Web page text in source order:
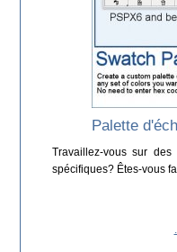
Palette
Travaillez-vous sur
spécifiques? Êtes-vous